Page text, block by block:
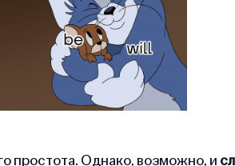
простота. Однако, возможно, и